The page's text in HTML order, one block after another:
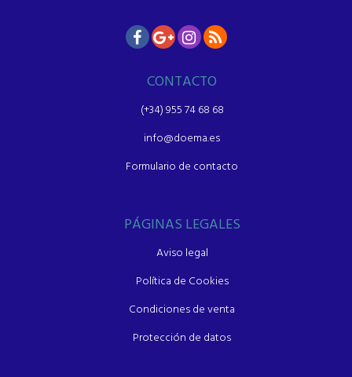
CONTACTO
(+34) 955 74 68 68
info@doema.es
Formulario de contacto
PÁGINAS LEGALES
Aviso legal
Política de Cookies
Condiciones de venta
Protección de datos